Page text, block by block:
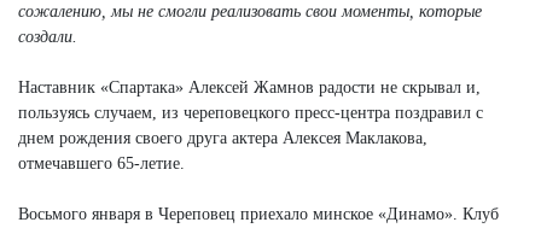
сожалению, мы не смогли реализовать свои моменты, которые
создали.
Наставник «Спартака» Алексей Жамнов радости не скрывал и,
пользуясь случаем, из череповецкого пресс-центра поздравил с
днем рождения своего друга актера Алексея Маклакова,
отмечавшего 65-летие.
Восьмого января в Череповец приехало минское «Динамо». Клуб